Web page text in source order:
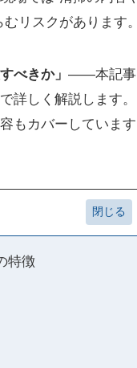
リスクがあります。
べきか」 ——本記事
詳しく解説します。
もカバーしています
特徴